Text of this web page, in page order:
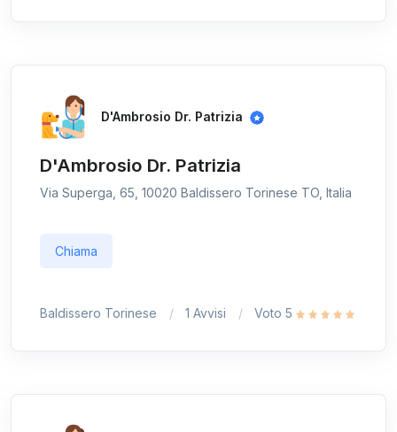
D'Ambrosio Dr. Patrizia
D'Ambrosio Dr. Patrizia
Via Superga, 65, 10020 Baldissero Torinese TO, Italia
Chiama
Baldissero Torinese 1 Avvisi Voto 5